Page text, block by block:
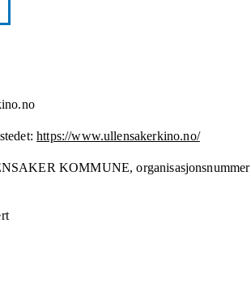
https://www.ullensakerkino.no/
KOMMUNE,organisasjonsnummer